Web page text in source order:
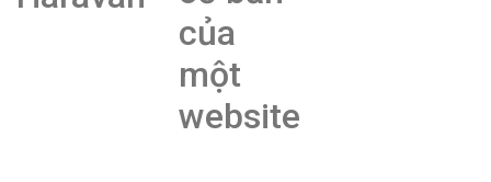
của
một
website